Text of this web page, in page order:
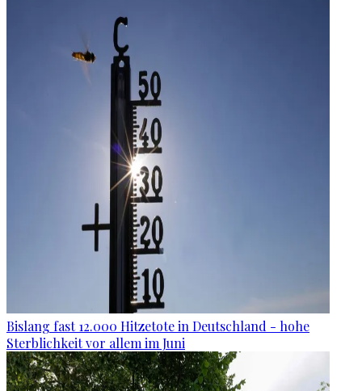
Bislang fast 12.000 Hitzetote in Deutschland - hohe
Sterblichkeit vor allem im Juni